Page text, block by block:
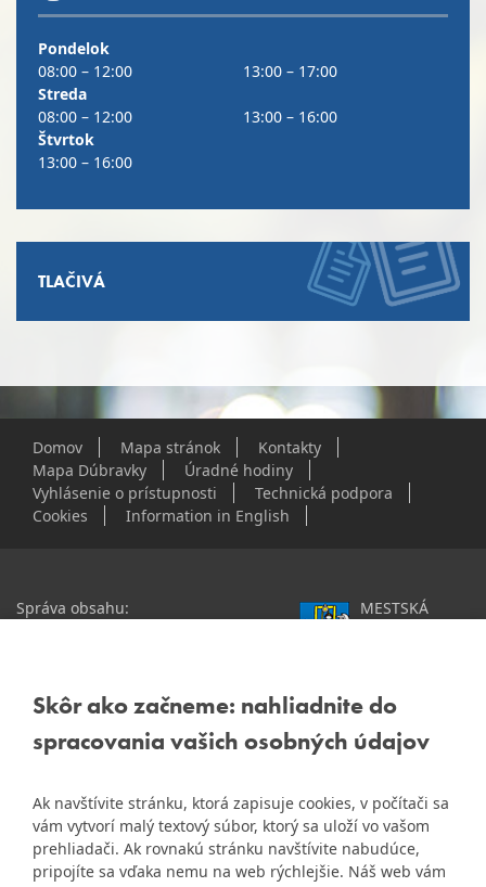
Skôr ako začneme: nahliadnite do
spracovania vašich osobných údajov
Ak navštívite stránku, ktorá zapisuje cookies, v počítači sa
vám vytvorí malý textový súbor, ktorý sa uloží vo vašom
prehliadači. Ak rovnakú stránku navštívite nabudúce,
pripojíte sa vďaka nemu na web rýchlejšie. Náš web vám
Pondelok
08:00 – 12:00
13:00 – 17:00
Streda
08:00 – 12:00
13:00 – 16:00
Štvrtok
13:00 – 16:00
TLAČIVÁ
Domov Mapa stránok
Kontakty
Mapa Dúbravky
Úradné hodiny
Vyhlásenie o prístupnosti
Technická podpora
Cookies
Information in English
Správa obsahu:
Staršie informácie a dokumenty
starej stránke Dúbravky
Naša mestská časť získala 3.
miesto v súťažiZlatyErb.sk o
MESTSKÁ
Žatevná 2, 844 02
IČO: 00603406
DIČ: 2020919120
IČ DPH: Nie sme platca
DPH